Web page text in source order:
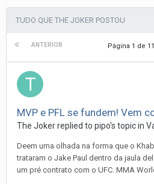
TUDO QUE THE JOKER POSTOU
ANTERIOR Página 1 de
MVP e PFL se fundem! Vem
The Jokerreplied to pipo's topic in
Deem uma olhada na forma que o
trataram o Jake Paul dentro da jaula
um pré contrato com o UFC. MMA